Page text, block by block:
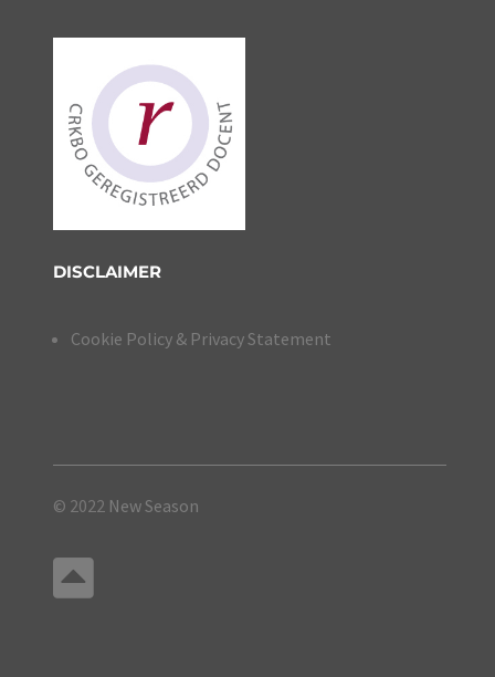
DISCLAIMER
Cookie Policy & Privacy Statement
© 2022 New Season
